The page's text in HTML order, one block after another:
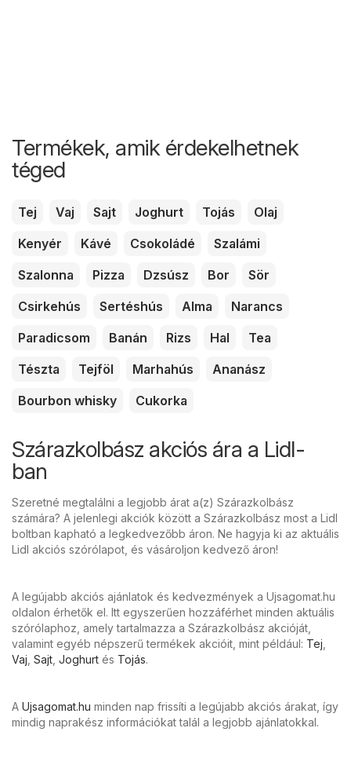
Termékek, amik érdekelhetnek
téged
Tej Vaj Sajt Joghurt Tojás
Olaj
Kenyér
Kávé Csokoládé
Szalámi
Szalonna
Pizza Dzsúsz Bor
Sör
Csirkehús
Sertéshús Alma
Narancs
Paradicsom
Banán Rizs Hal
Tea
Tészta
Tejföl Marhahús
Ananász
Bourbon whisky
Cukorka
Szárazkolbász akciós ára a Lidl-
ban
Szeretné megtalálni a legjobb árat a(z) Szárazkolbász
számára? A jelenlegi akciók között a Szárazkolbász most a Lidl
boltban kapható a legkedvezőbb áron. Ne hagyja ki az aktuális
Lidl akciós szórólapot, és vásároljon kedvező áron!
A legújabb akciós ajánlatok és kedvezmények a Ujsagomat.hu
oldalon érhetők el. Itt egyszerűen hozzáférhet minden aktuális
szórólaphoz, amely tartalmazza a Szárazkolbász akcióját,
valamint egyéb népszerű termékek akcióit, mint például: Tej
Vaj Sajt Joghurt és Tojás.
A Ujsagomat.hu minden nap frissíti a legújabb akciós árakat, így
mindig naprakész információkat talál a legjobb ajánlatokkal.